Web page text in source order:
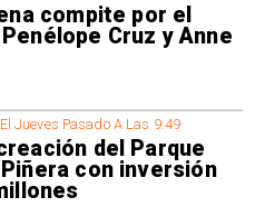
compite por el
Cruz y Anne
El Jueves Pasado A Las 9:49
del Parque
con inversión